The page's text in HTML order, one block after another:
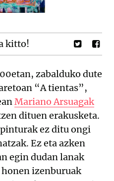
kitto!
zabalduko dute
“A tientas”,
Mariano Arsuagak
dituen erakusketa.
ez ditu ongi
Ez eta azken
egin dudan lanak
izenburuak